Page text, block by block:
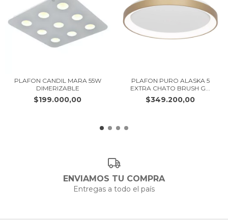
PLAFON CANDIL MARA 55W
DIMERIZABLE
$199.000,00
PLAFON PURO ALASKA 5
EXTRA CHATO BRUSH G...
$349.200,00
ENVIAMOS TU COMPRA
Entregas a todo el país